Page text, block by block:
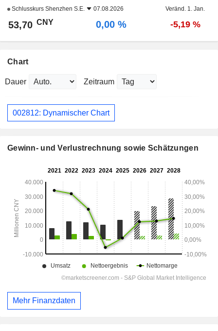
Schlusskurs Shenzhen S.E. 07.08.2026 Veränd. 1. Jan.
53,70 CNY 0,00 % -5,19 %
Chart
Dauer Zeitraum
002812: Dynamischer Chart
Gewinn- und Verlustrechnung sowie Schätzungen
Mehr Finanzdaten